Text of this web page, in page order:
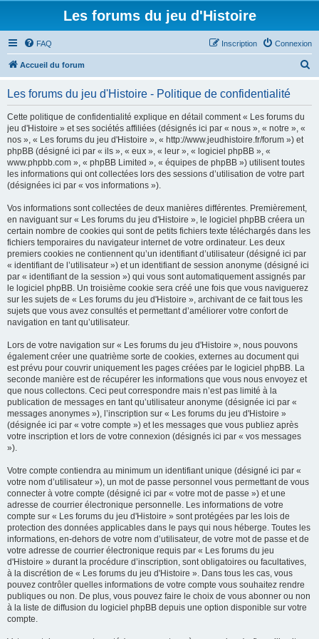
Les forums du jeu d'Histoire
FAQ Connexion
Inscription
Accueil du forum
Les forums du jeu d'Histoire - Politique de confidentialité
Cette politique de confidentialité explique en détail comment « Les forums du
jeu d'Histoire » et ses sociétés affiliées (désignés ici par « nous », « notre », «
nos », « Les forums du jeu d'Histoire », « http://www.jeudhistoire.fr/forum ») et
phpBB (désigné ici par « ils », « eux », « leur », « logiciel phpBB », «
www.phpbb.com », « phpBB Limited », « équipes de phpBB ») utilisent toutes
les informations qui ont collectées lors des sessions d’utilisation de votre part
(désignées ici par « vos informations »).
Vos informations sont collectées de deux manières différentes. Premièrement,
en naviguant sur « Les forums du jeu d'Histoire », le logiciel phpBB créera un
certain nombre de cookies qui sont de petits fichiers texte téléchargés dans les
fichiers temporaires du navigateur internet de votre ordinateur. Les deux
premiers cookies ne contiennent qu’un identifiant d’utilisateur (désigné ici par
« identifiant de l’utilisateur ») et un identifiant de session anonyme (désigné ici
par « identifiant de la session ») qui vous sont automatiquement assignés par
le logiciel phpBB. Un troisième cookie sera créé une fois que vous naviguerez
sur les sujets de « Les forums du jeu d'Histoire », archivant de ce fait tous les
sujets que vous avez consultés et permettant d’améliorer votre confort de
navigation en tant qu’utilisateur.
Lors de votre navigation sur « Les forums du jeu d'Histoire », nous pouvons
également créer une quatrième sorte de cookies, externes au document qui
est prévu pour couvrir uniquement les pages créées par le logiciel phpBB. La
seconde manière est de récupérer les informations que vous nous envoyez et
que nous collectons. Ceci peut correspondre mais n’est pas limité à la
publication de messages en tant qu’utilisateur anonyme (désignée ici par «
messages anonymes »), l’inscription sur « Les forums du jeu d'Histoire »
(désignée ici par « votre compte ») et les messages que vous publiez après
votre inscription et lors de votre connexion (désignés ici par « vos messages
»).
Votre compte contiendra au minimum un identifiant unique (désigné ici par «
votre nom d’utilisateur »), un mot de passe personnel vous permettant de vous
connecter à votre compte (désigné ici par « votre mot de passe ») et une
adresse de courrier électronique personnelle. Les informations de votre
compte sur « Les forums du jeu d'Histoire » sont protégées par les lois de
protection des données applicables dans le pays qui nous héberge. Toutes les
informations, en-dehors de votre nom d’utilisateur, de votre mot de passe et de
votre adresse de courrier électronique requis par « Les forums du jeu
d'Histoire » durant la procédure d’inscription, sont obligatoires ou facultatives,
à la discrétion de « Les forums du jeu d'Histoire ». Dans tous les cas, vous
pouvez contrôler quelles informations de votre compte vous souhaitez rendre
publiques ou non. De plus, vous pouvez faire le choix de vous abonner ou non
à la liste de diffusion du logiciel phpBB depuis une option disponible sur votre
compte.